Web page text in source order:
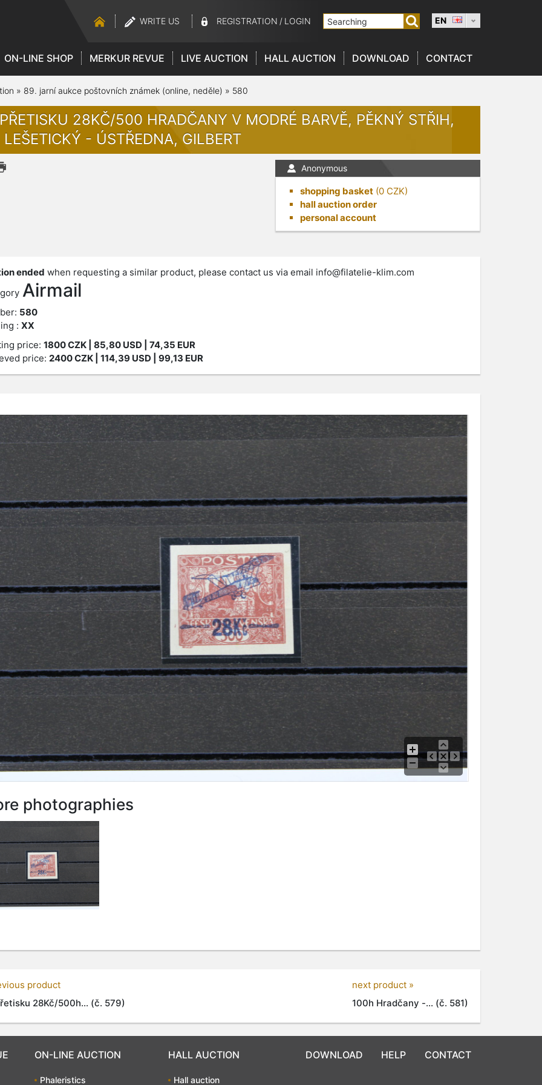
WRITE US REGISTRATION / LOGIN EN
ON-LINE SHOP MERKUR REVUE LIVE AUCTION HALL AUCTION DOWNLOAD CONTACT
» 89. jarní aukce poštovních známek (online, neděle) » 580
28KČ/500 HRADČANY V MODRÉ BARVĚ, PĚKNÝ STŘIH,
- ÚSTŘEDNA, GILBERT
Anonymous
shopping basket (0 CZK)
hall auction order
personal account
ended when requesting a similar product, please contact us via email info@filatelie-klim.com
Airmail
580
: XX
price: 1800CZK| 85,80 USD | 74,35 EUR
price: 2400CZK| 114,39 USD | 99,13 EUR
photographies
product
28Kč/500h... (č. 579)
next product »
100h Hradčany -... (č. 581)
ON-LINE AUCTION
Phaleristics
HALL AUCTION
Hall auction
DOWNLOAD HELP CONTACT